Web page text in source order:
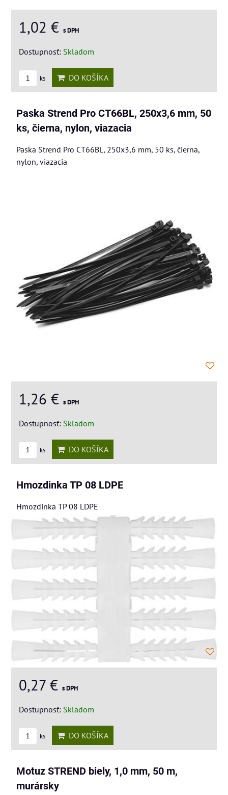
1,02 € s DPH
Dostupnosť: Skladom
ks DO KOŠÍKA
Paska Strend Pro CT66BL, 250x3,6 mm, 50
ks, čierna, nylon, viazacia
Paska Strend Pro CT66BL, 250x3,6 mm, 50 ks, čierna,
nylon, viazacia
1,26 € s DPH
Dostupnosť: Skladom
ks DO KOŠÍKA
Hmozdinka TP 08 LDPE
Hmozdinka TP 08 LDPE
0,27 € s DPH
Dostupnosť: Skladom
ks DO KOŠÍKA
Motuz STREND biely, 1,0 mm, 50 m,
murársky